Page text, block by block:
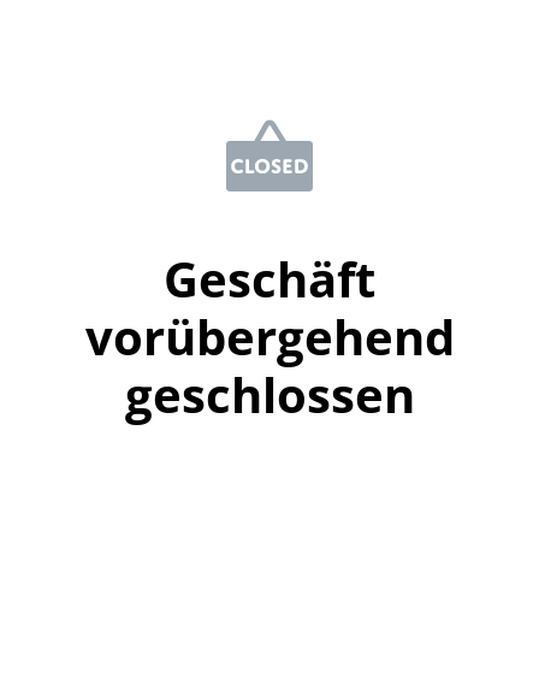
Geschäft
vorübergehend
geschlossen